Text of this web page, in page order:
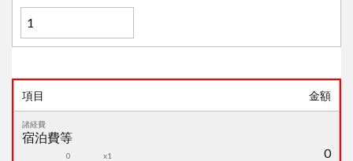
項目 金額
諸経費
宿泊費等
0 x1 0